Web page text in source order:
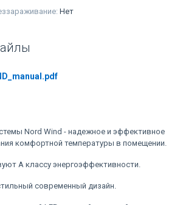
Нет
Nord Wind - надежное и эффективное
комфортной температуры в помещении.
А классу энергоэффективности.
современный дизайн.